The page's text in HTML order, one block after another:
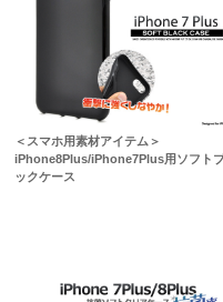
＜スマホ用素材アイテム＞
iPhone8Plus/iPhone7Plus用ソフト
ックケース